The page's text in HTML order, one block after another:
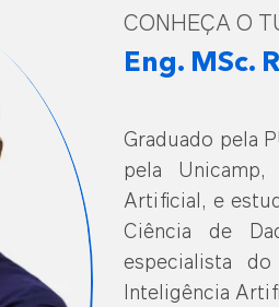
CONHEÇA O
Eng. MSc.
Graduado pela
pela
Artificial, e
Ciência de
especialista
Inteligência